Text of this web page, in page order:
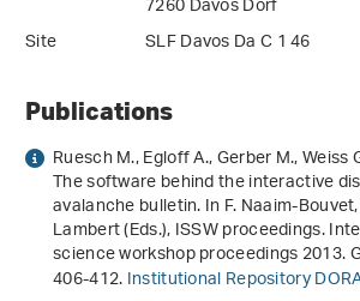
Site
SLF Davos Da C 1 46
Publications
Ruesch M., Egloff A., Gerber M., Weiss
The software behind the interactive
avalanche bulletin. In F. Naaim-
Lambert (Eds.),ISSW proceedings.
science workshop proceedings 2013.
406-412.Institutional Repository